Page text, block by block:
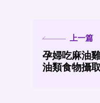
上一篇
孕婦吃麻油
油類食物攝取